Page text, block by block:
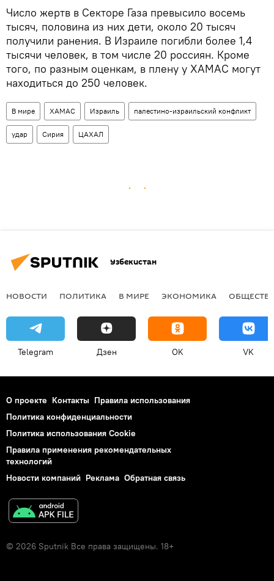
Число жертв в Секторе Газа превысило восемь
тысяч, половина из них дети, около 20 тысяч
получили ранения. В Израиле погибли более 1,4
тысячи человек, в том числе 20 россиян. Кроме
того, по разным оценкам, в плену у ХАМАС могут
находиться до 250 человек.
В мире ХАМАС Израиль палестино-израильский конфликт
удар Сирия ЦАХАЛ
Узбекистан
НОВОСТИ ПОЛИТИКА В МИРЕ ЭКОНОМИКА
Telegram Дзен OK VK
О проекте Контакты Правила использования
Политика конфиденциальности
Политика использования Cookie
Правила применения рекомендательных
технологий
Новости компаний Реклама Обратная связь
© 2026 Sputnik Все права защищены. 18+